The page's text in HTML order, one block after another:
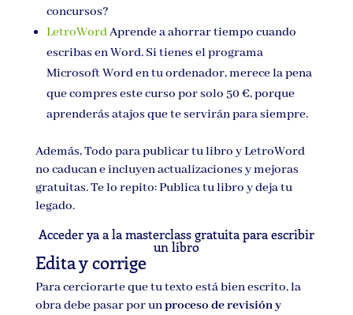
concursos?
LetroWordAprende a ahorrar tiempo cuando
escribas en Word. Si tienes el programa
Microsoft Word en tu ordenador, merece la pena
que compres este curso por solo 50 €, porque
aprenderás atajos que te servirán para siempre.
Además, Todo para publicar tu libro y LetroWord
no caducan e incluyen actualizaciones y mejoras
gratuitas. Te lo repito: Publica tu libro y deja tu
legado.
Acceder ya a la masterclass gratuita para escribir
un libro
Edita y corrige
Para cerciorarte que tu texto está bien escrito, la
obra debe pasar por unproceso de revisión y